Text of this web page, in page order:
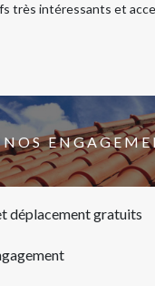
très intéressants et
NOS
déplacement gratuits